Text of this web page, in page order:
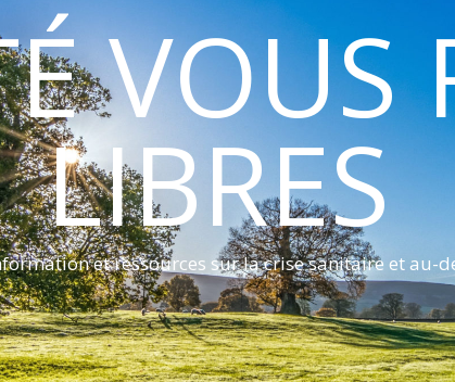
VOUS
LIBRES
et ressources sur la crise sanitaire et au-